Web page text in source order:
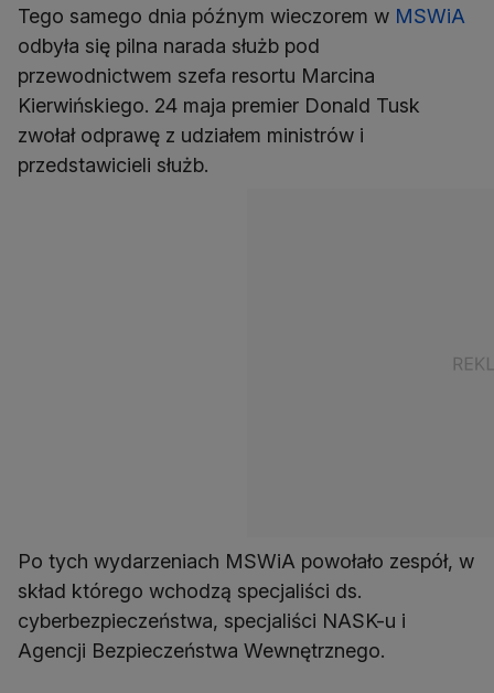
Tego samego dnia późnym wieczorem w MSWiA
odbyła się pilna narada służb pod
przewodnictwem szefa resortu Marcina
Kierwińskiego. 24 maja premier Donald Tusk
zwołał odprawę z udziałem ministrów i
przedstawicieli służb.
Po tych wydarzeniach MSWiA powołało zespół, w
skład którego wchodzą specjaliści ds.
cyberbezpieczeństwa, specjaliści NASK-u i
Agencji Bezpieczeństwa Wewnętrznego.